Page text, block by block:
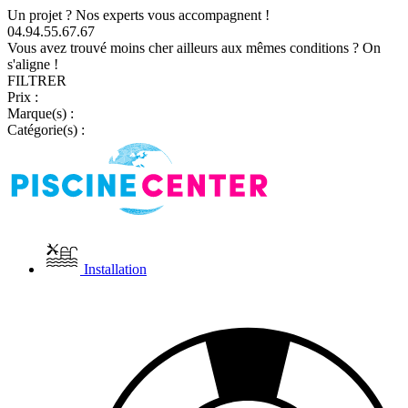
Un projet ? Nos experts vous accompagnent !
04.94.55.67.67
Vous avez trouvé moins cher ailleurs aux mêmes conditions ? On
s'aligne !
FILTRER
Prix :
Marque(s) :
Catégorie(s) :
Installation